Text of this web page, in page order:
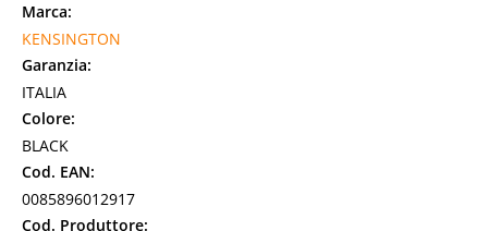
Marca:
KENSINGTON
Garanzia:
ITALIA
Colore:
BLACK
Cod. EAN:
0085896012917
Cod. Produttore: